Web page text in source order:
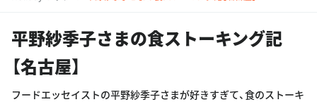
平野紗季子さまの食ストーキング記
【名古屋】
フードエッセイストの平野紗季子さまが好きすぎて、食のストーキ